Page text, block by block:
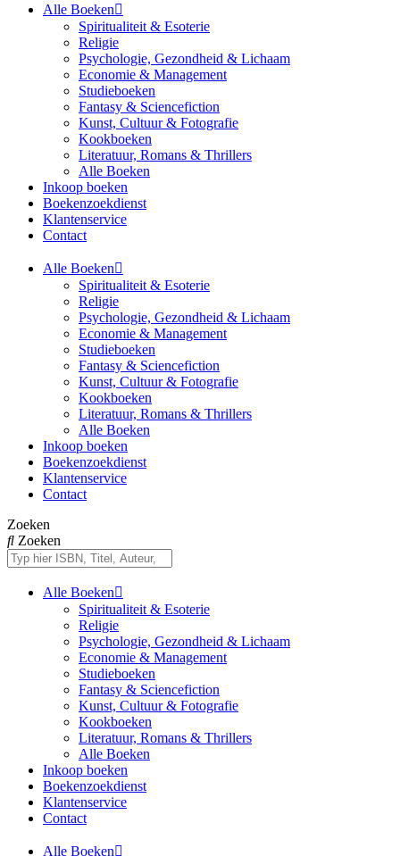
Alle Boeken
Spiritualiteit & Esoterie
Religie
Psychologie, Gezondheid & Lichaam
Economie & Management
Studieboeken
Fantasy & Sciencefiction
Kunst, Cultuur & Fotografie
Kookboeken
Literatuur, Romans & Thrillers
Alle Boeken
Inkoop boeken
Boekenzoekdienst
Klantenservice
Contact
Alle Boeken
Spiritualiteit & Esoterie
Religie
Psychologie, Gezondheid & Lichaam
Economie & Management
Studieboeken
Fantasy & Sciencefiction
Kunst, Cultuur & Fotografie
Kookboeken
Literatuur, Romans & Thrillers
Alle Boeken
Inkoop boeken
Boekenzoekdienst
Klantenservice
Contact
Zoeken
Zoeken
Alle Boeken
Spiritualiteit & Esoterie
Religie
Psychologie, Gezondheid & Lichaam
Economie & Management
Studieboeken
Fantasy & Sciencefiction
Kunst, Cultuur & Fotografie
Kookboeken
Literatuur, Romans & Thrillers
Alle Boeken
Inkoop boeken
Boekenzoekdienst
Klantenservice
Contact
Alle Boeken